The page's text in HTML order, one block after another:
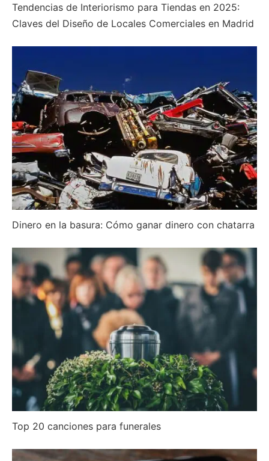
Tendencias de Interiorismo para Tiendas en 2025:
Claves del Diseño de Locales Comerciales en Madrid
Dinero en la basura: Cómo ganar dinero con chatarra
Top 20 canciones para funerales